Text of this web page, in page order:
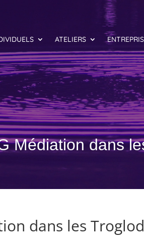
ATELIERS
Médiation dans
dans les